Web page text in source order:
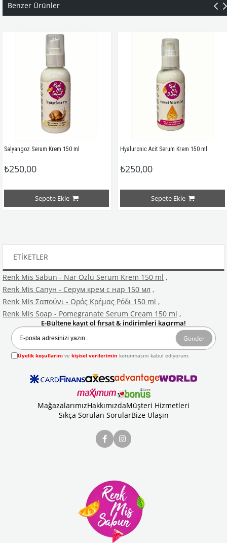
Benzer Ürünler
Krem 150 ml
Sepete Ekle
Hyaluronic Acit Serum Krem 150 ml
₺250,00
Sepete Ekle
ETIKETLER
Renk Mis Sabun - Nar Özlü Serum Krem 150 ml ,
Renk Mis Сапун - Серум крем с нар 150 мл ,
Renk Mis Σαπούνι - Ορός Κρέμας Ρόδι 150 ml ,
Renk Mis Soap - Pomegranate Serum Cream 150 ml ,
E-Bültene kayıt ol fırsat & indirimleri kaçırma!
Gönder
Üyelik koşullarını vekişisel verilerimin korunmasını kabul ediyorum.
MağazalarımızHakkımızdaMüşteri Hizmetleri
Sıkça Sorulan SorularBize Ulaşın